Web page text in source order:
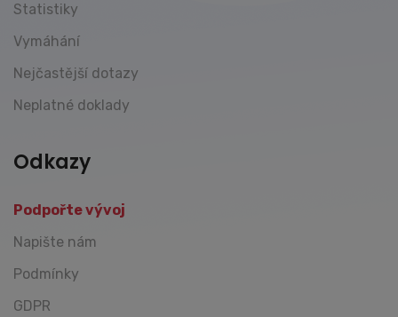
Statistiky
Vymáhání
Nejčastější dotazy
Neplatné doklady
Odkazy
Podpořte vývoj
Napište nám
Podmínky
GDPR